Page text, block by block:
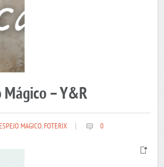
Mágico – Y&R
MAGICO,FOTERIX 0